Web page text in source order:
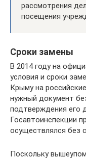
рассмотрения
посещения
Сроки замены
В 2014 году на
условия и сроки
Крыму на
нужный документ
подтверждения его
Госавтоинспекции
осуществлялся без
Поскольку